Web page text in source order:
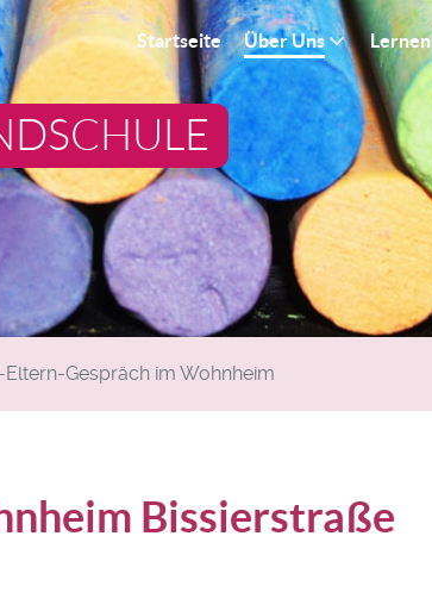
Startseite Über Uns Lernen
Gespräch im Wohnheim
Bissierstraße